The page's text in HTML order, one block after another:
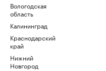
Вологодская
область
Калининград
Краснодарский
край
Нижний
Новгород